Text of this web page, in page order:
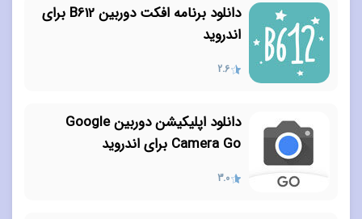
دانلود برنامه افکت دوربین B612 برای
اندروید
2.6
دانلود اپلیکیشن دوربین Google
Camera Go برای اندروید
3.0